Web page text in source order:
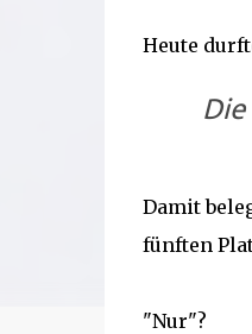
Heute
Damit
fünften
"Nur"?